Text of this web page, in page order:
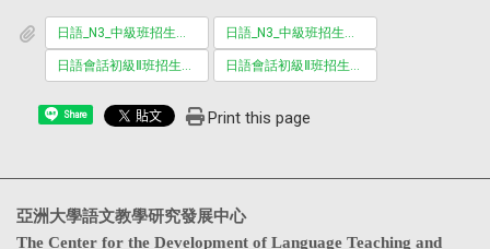
Share Print this page
亞洲大學語文教學研究發展中心
The Center for the Development of Language Teaching and